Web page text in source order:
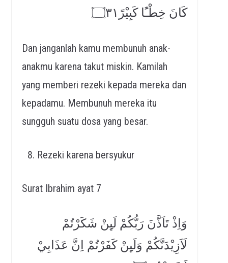
كَانَ خِطْـًٔا كَبِيْرً۝٣١
Dan janganlah kamu membunuh anak-
anakmu karena takut miskin. Kamilah
yang memberi rezeki kepada mereka dan
kepadamu. Membunuh mereka itu
sungguh suatu dosa yang besar.
Rezeki karena bersyukur
Surat Ibrahim ayat 7
وَاِذْ تَاَذَّنَ رَبُّكُمْ لَىِٕنْ شَكَرْتُمْ
لَاَزِيْدَنَّكُمْ وَلَىِٕنْ كَفَرْتُمْ اِنَّ عَذَابِيْ